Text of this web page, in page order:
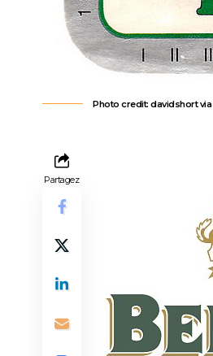
Photo credit: davidshortvia
Partagez